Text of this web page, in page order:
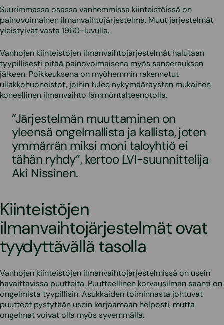
Suurimmassa osassa vanhemmissa kiinteistöissä on
painovoimainen ilmanvaihtojärjestelmä. Muut järjestelmät
yleistyivät vasta 1960-luvulla.
Vanhojen kiinteistöjen ilmanvaihtojärjestelmät halutaan
tyypillisesti pitää painovoimaisena myös saneerauksen
jälkeen. Poikkeuksena on myöhemmin rakennetut
ullakkohuoneistot, joihin tulee nykymääräysten mukainen
koneellinen ilmanvaihto lämmöntalteenotolla.
’’Järjestelmän muuttaminen on
yleensä ongelmallista ja kallista, joten
ymmärrän miksi moni taloyhtiö ei
tähän ryhdy’’, kertoo LVI-suunnittelija
Aki Nissinen.
Kiinteistöjen
ilmanvaihtojärjestelmät ovat
tyydyttävällä tasolla
Vanhojen kiinteistöjen ilmanvaihtojärjestelmissä on usein
havaittavissa puutteita. Puutteellinen korvausilman saanti on
ongelmista tyypillisin. Asukkaiden toiminnasta johtuvat
puutteet pystytään usein korjaamaan helposti, mutta
ongelmat voivat olla myös syvemmällä.